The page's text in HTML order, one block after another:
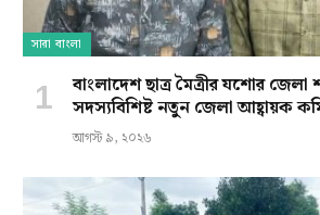
সারা বাংলা
বাংলাদেশ ছাত্র মৈত্রীর যশোর জেলা
সদস্যবিশিষ্ট নতুন জেলা আহ্বায়ক
আগস্ট ৯, ২০২৬